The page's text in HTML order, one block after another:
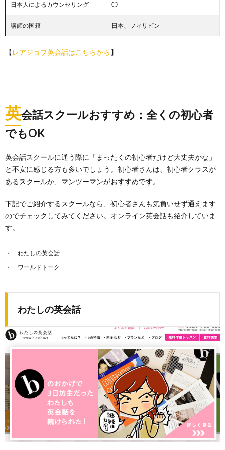
日本人によるカウンセリング ◯
講師の国籍 日本、フィリピン
【 レアジョブ英会話はこちらから 】
英会話スクールおすすめ：全くの初心者
でもOK
英会話スクールに通う際に「まったくの初心者だけど大丈夫かな」
と不安に感じる方も多いでしょう。初心者さんは、初心者クラスが
あるスクールか、マンツーマンがおすすめです。
下記でご紹介するスクールなら、初心者さんも気負いせず通えます
のでチェックしてみてください。オンライン英会話も紹介していま
す。
わたしの英会話
ワールドトーク
わたしの英会話